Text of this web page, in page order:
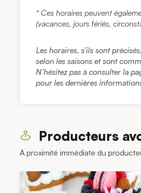
* Ces horaires peuvent
(vacances, jours fériés,
Les horaires, s’ils sont
selon les saisons et sont
N’hésitez pas à consulter la
pour les dernières
Producteurs
A proximité immédiate du